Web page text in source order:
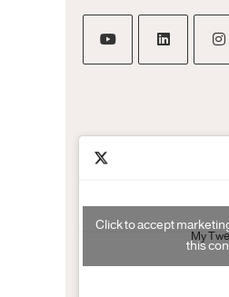
My
Click to accept
this